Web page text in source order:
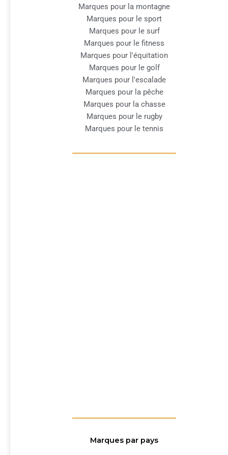
Marques pour la montagne
Marques pour le sport
Marques pour le surf
Marques pour le fitness
Marques pour l'équitation
Marques pour le golf
Marques pour l'escalade
Marques pour la pêche
Marques pour la chasse
Marques pour le rugby
Marques pour le tennis
Marques par pays